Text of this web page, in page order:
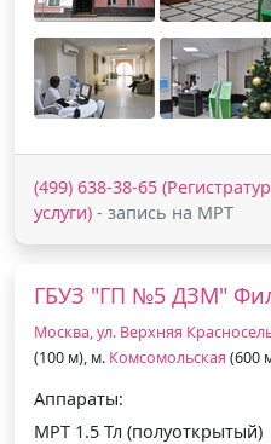
(499) 638-38-65
услуги) - запись на МРТ
ГБУЗ "ГП №5 ДЗМ"
Москва, ул. Верхняя
(100 м), м. Комсомольская (600
Аппараты:
МРТ 1.5 Тл (полуоткрытый)